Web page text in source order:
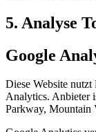
5. Analyse
Google
Diese Website nutzt
Analytics. Anbieter
Parkway,